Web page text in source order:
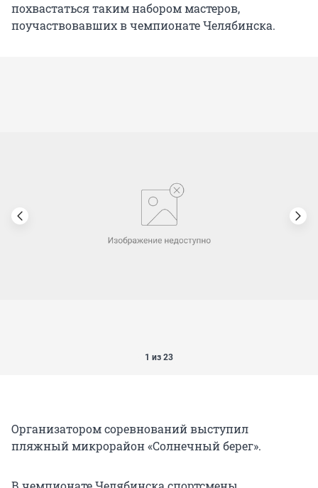
похвастаться таким набором мастеров,
поучаствовавших в чемпионате Челябинска.
1 из 23
Организатором соревнований выступил
пляжный микрорайон «Солнечный берег».